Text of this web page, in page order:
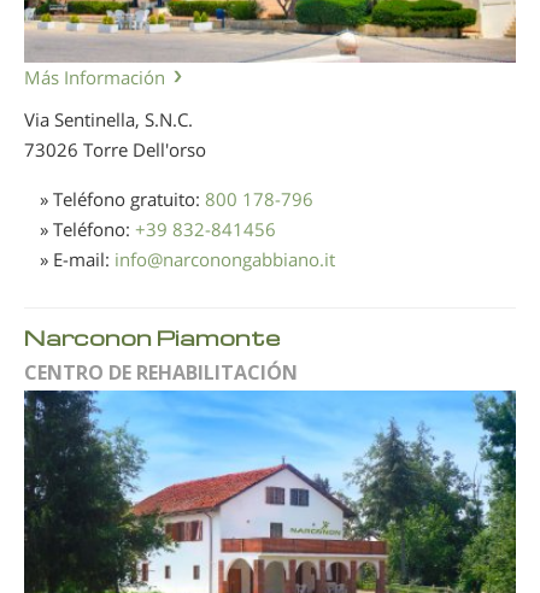
Más Información
Via Sentinella, S.N.C.
73026 Torre Dell'orso
» Teléfono gratuito: 800 178-796
» Teléfono: +39 832-841456
» E-mail: info@narconongabbiano.it
Narconon Piamonte
CENTRO DE REHABILITACIÓN